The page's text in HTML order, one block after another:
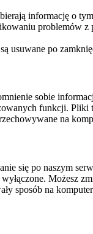
informację o
problemów
usuwane po
sobie
funkcji.
na
się po naszym
Możesz
sposób na